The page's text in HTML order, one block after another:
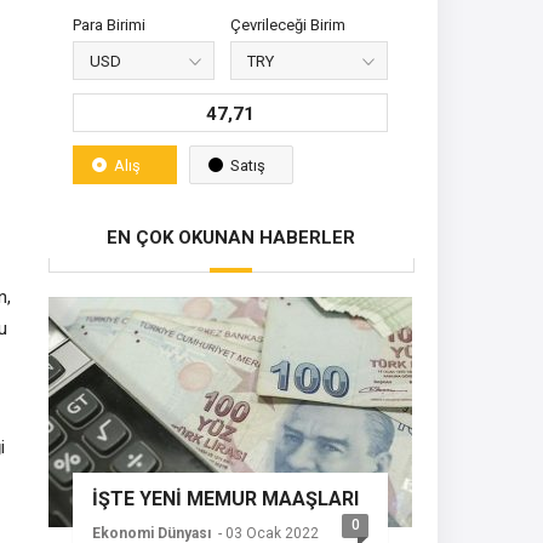
Para Birimi Çevrileceği Birim
47,71
Alış Satış
EN ÇOK OKUNAN HABERLER
İŞTE YENİ MEMUR MAAŞLARI
Ekonomi Dünyası - 03 Ocak 2022 0